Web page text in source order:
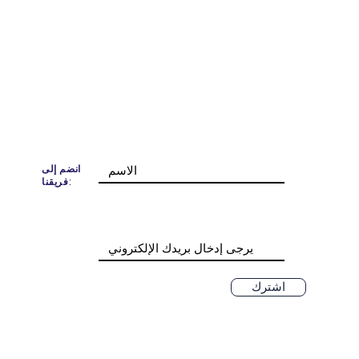
انضم إلى
فريقنا:
اشترك